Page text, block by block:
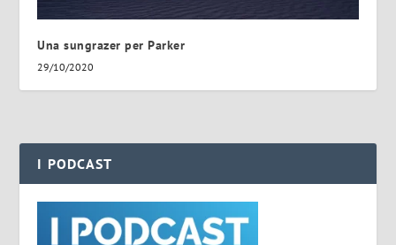
Una sungrazer per Parker
29/10/2020
I PODCAST